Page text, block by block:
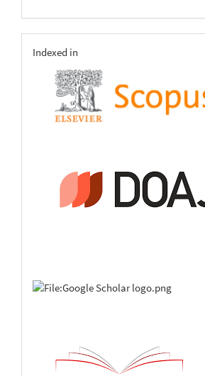
indexing
Indexed in